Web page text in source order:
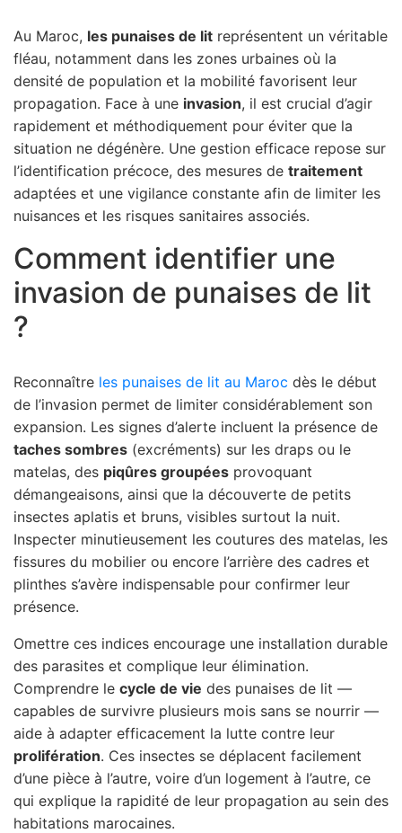
Au Maroc, les punaises de lit représentent un véritable
fléau, notamment dans les zones urbaines où la
densité de population et la mobilité favorisent leur
propagation. Face à une invasion, il est crucial d’agir
rapidement et méthodiquement pour éviter que la
situation ne dégénère. Une gestion efficace repose sur
l’identification précoce, des mesures de traitement
adaptées et une vigilance constante afin de limiter les
nuisances et les risques sanitaires associés.
Comment identifier une
invasion de punaises de lit
?
Reconnaître les punaises de lit au Maroc dès le début
de l’invasion permet de limiter considérablement son
expansion. Les signes d’alerte incluent la présence de
taches sombres (excréments) sur les draps ou le
matelas, des piqûres groupées provoquant
démangeaisons, ainsi que la découverte de petits
insectes aplatis et bruns, visibles surtout la nuit.
Inspecter minutieusement les coutures des matelas, les
fissures du mobilier ou encore l’arrière des cadres et
plinthes s’avère indispensable pour confirmer leur
présence.
Omettre ces indices encourage une installation durable
des parasites et complique leur élimination.
Comprendre le cycle de vie des punaises de lit —
capables de survivre plusieurs mois sans se nourrir —
aide à adapter efficacement la lutte contre leur
prolifération. Ces insectes se déplacent facilement
d’une pièce à l’autre, voire d’un logement à l’autre, ce
qui explique la rapidité de leur propagation au sein des
habitations marocaines.